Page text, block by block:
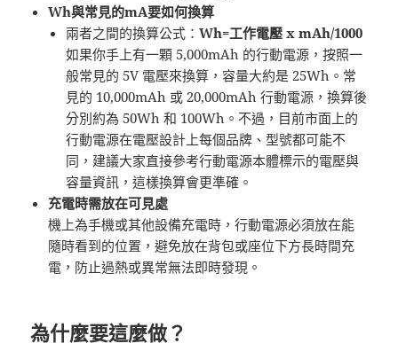
Wh與常見的mA要如何換算
兩者之間的換算公式：Wh=工作電壓 x mAh/1000
如果你手上有一顆 5,000mAh 的行動電源，按照一
般常見的 5V 電壓來換算，容量大約是 25Wh。常
見的 10,000mAh 或 20,000mAh 行動電源，換算後
分別約為 50Wh 和 100Wh。不過，目前市面上的
行動電源在電壓設計上每個品牌、型號都可能不
同，建議大家直接參考行動電源本體標示的電壓與
容量資訊，這樣換算會更準確。
充電時需放在可見處
機上為手機或其他設備充電時，行動電源必須放在能
隨時看到的位置，避免放在背包或座位下方長時間充
電，防止過熱或異常無法即時發現。
為什麼要這麼做？